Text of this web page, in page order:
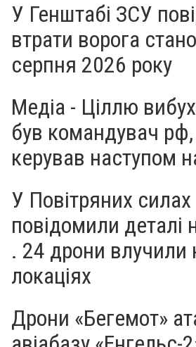
У Генштабі ЗСУ
втрати ворога
серпня 2026 року
Медіа - Ціллю
був командувач
керував наступом
У Повітряних силах
повідомили деталі
. 24 дрони влучили
локаціях
Дрони «Бегемот»